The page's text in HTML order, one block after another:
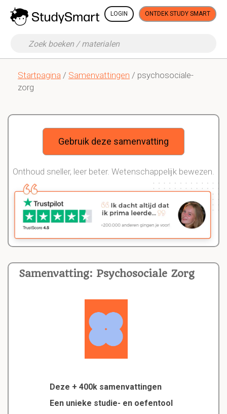
LOGIN ONTDEK STUDY SMART
Startpagina / Samenvattingen / psychosociale-
zorg
Samenvatting: Psychosociale Zorg
Deze + 400k samenvattingen
Een unieke studie- en oefentool
Gebruik deze samenvatting
Onthoud sneller, leer beter. Wetenschappelijk bewezen.